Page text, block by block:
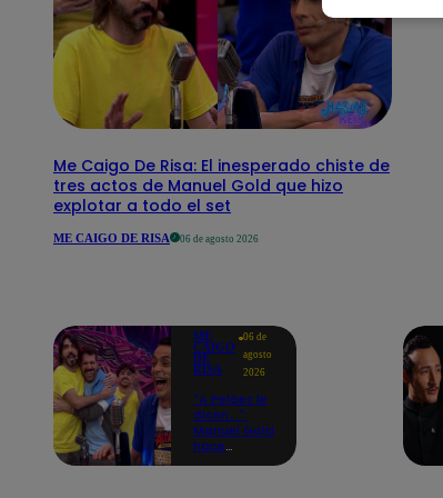
Me Caigo De Risa: El inesperado chiste de
tres actos de Manuel Gold que hizo
explotar a todo el set
ME CAIGO DE RISA 06 de agosto 2026
ME
CAIGO
DE
RISA
06 de
agosto
2026
"A Peláez le
dicen...":
Manuel Gold
hace